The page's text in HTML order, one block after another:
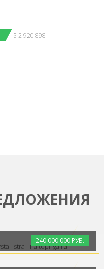
$ 2 920 898
240 000 000 РУБ.